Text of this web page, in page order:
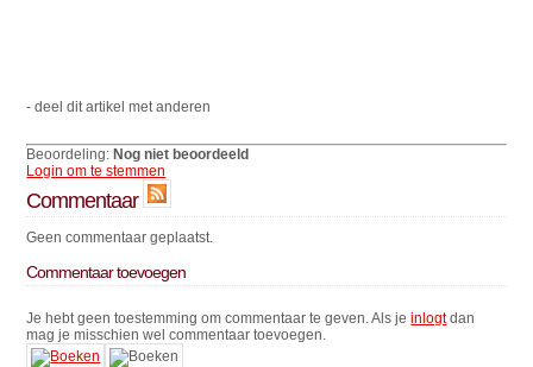
- deel dit artikel met anderen
Beoordeling:Nog niet beoordeeld
Login om te stemmen
Commentaar
Geen commentaar geplaatst.
Commentaar toevoegen
Je hebt geen toestemming om commentaar te geven. Als jeinlogtdan
mag je misschien wel commentaar toevoegen.